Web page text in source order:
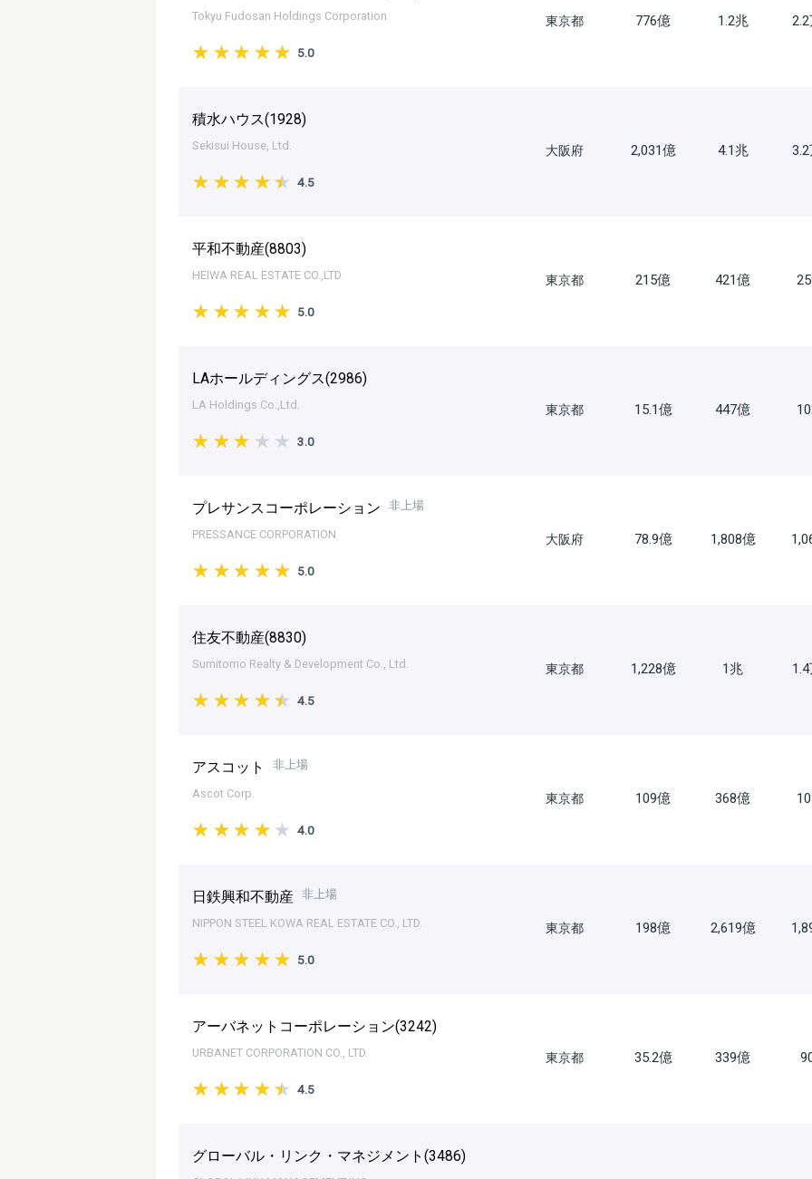
Tokyu Fudosan Holdings Corporation
5.0
東京都 776億 1.2兆
積水ハウス(1928)
Sekisui House, Ltd.
4.5
大阪府 2,031億 4.1兆
平和不動産(8803)
HEIWA REAL ESTATE CO.,LTD.
5.0
東京都 215億 421億
LAホールディングス(2986)
LA Holdings Co.,Ltd.
3.0
東京都 15.1億 447億
プレサンスコーポレーション 非上場
PRESSANCE CORPORATION
5.0
大阪府 78.9億 1,808億
住友不動産(8830)
Sumitomo Realty & Development Co., Ltd.
4.5
東京都 1,228億 1兆
アスコット 非上場
Ascot Corp.
4.0
東京都 109億 368億
日鉄興和不動産 非上場
NIPPON STEEL KOWA REAL ESTATE CO., LTD.
5.0
東京都 198億 2,619億
アーバネットコーポレーション(3242)
URBANET CORPORATION CO., LTD.
4.5
東京都 35.2億 339億
グローバル・リンク・マネジメント(3486)